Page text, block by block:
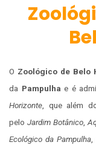
O Zoológico de Belo
da Pampulha e é
Horizonte , que além
pelo Jardim Botânico,
Ecológico da Pampulha,